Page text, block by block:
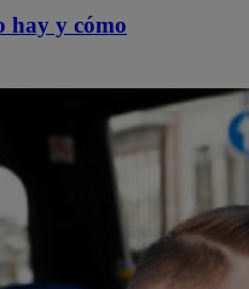
hay y cómo